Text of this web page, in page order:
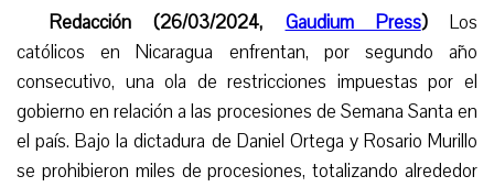
Redacción (26/03/2024, Gaudium Press)Los
católicos en Nicaragua enfrentan, por segundo año
consecutivo, una ola de restricciones impuestas por el
gobierno en relación a las procesiones de Semana Santa en
el país. Bajo la dictadura de Daniel Ortega y Rosario Murillo
se prohibieron miles de procesiones, totalizando alrededor